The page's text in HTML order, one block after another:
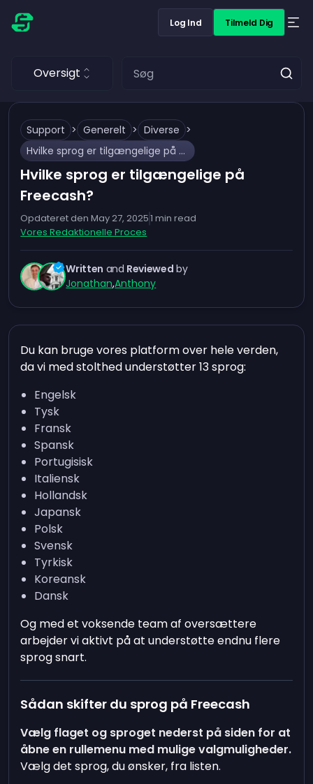
Log Ind Tilmeld Dig
Oversigt
Support > Generelt > Diverse >
Hvilke sprog er tilgængelige på Freecash?
Hvilke sprog er tilgængelige på
Freecash?
Opdateret den May 27, 20251 min read
Vores Redaktionelle Proces
Written and Reviewed by
Jonathan,Anthony
Du kan bruge vores platform over hele verden,
da vi med stolthed understøtter 13 sprog:
Engelsk
Tysk
Fransk
Spansk
Portugisisk
Italiensk
Hollandsk
Japansk
Polsk
Svensk
Tyrkisk
Koreansk
Dansk
Og med et voksende team af oversættere
arbejder vi aktivt på at understøtte endnu flere
sprog snart.
Sådan skifter du sprog på Freecash
Vælg flaget og sproget nederst på siden for at
åbne en rullemenu med mulige valgmuligheder.
Vælg det sprog, du ønsker, fra listen.